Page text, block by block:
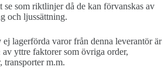
se som riktlinjer då de kan förvanskas av
och ljussättning.
lagerförda varor från denna leverantör är
yttre faktorer som övriga order,
transporter m.m.